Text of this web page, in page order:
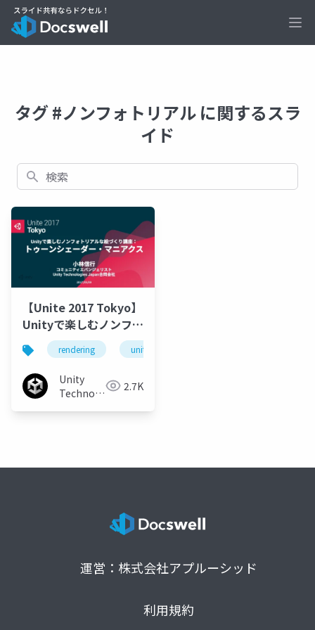
タグ #ノンフォトリアル に関するスラ
イド
検索
【Unite 2017 Tokyo】
Unityで楽しむノンフォ
トリアルな絵づくり講
座：トゥーンシェーダ
ー・マニアクス
rendering unite
Unity
Technologies 2.7K
運営：株式会社アプルーシッド
利用規約